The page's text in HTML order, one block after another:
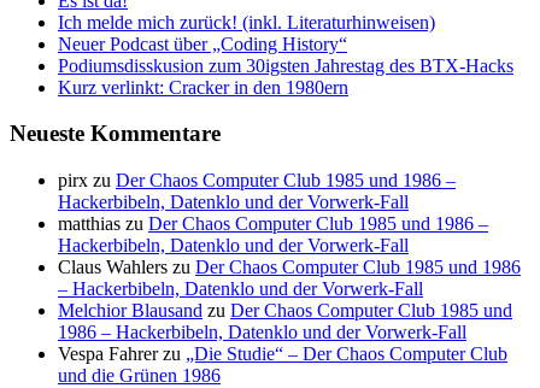
Ich melde mich zurück! (inkl. Literaturhinweisen)
Neuer Podcast über „Coding History“
Podiumsdisskusion zum 30igsten Jahrestag des BTX-Hacks
Kurz verlinkt: Cracker in den 1980ern
Neueste Kommentare
pirx zu Der Chaos Computer Club 1985 und 1986 –
Hackerbibeln, Datenklo und der Vorwerk-Fall
matthias zu Der Chaos Computer Club 1985 und 1986 –
Hackerbibeln, Datenklo und der Vorwerk-Fall
Claus Wahlers zu Der Chaos Computer Club 1985 und 1986
– Hackerbibeln, Datenklo und der Vorwerk-Fall
Melchior Blausand zu Der Chaos Computer Club 1985 und
1986 – Hackerbibeln, Datenklo und der Vorwerk-Fall
Vespa Fahrerzu „Die Studie“ – Der Chaos Computer Club
und die Grünen 1986